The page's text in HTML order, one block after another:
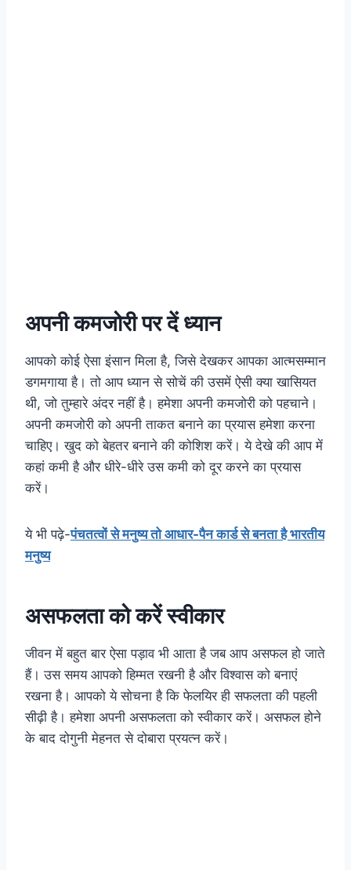
अपनी कमजोरी पर दें ध्यान
आपको कोई ऐसा इंसान मिला है, जिसे देखकर आपका आत्मसम्मान
डगमगाया है। तो आप ध्यान से सोचें की उसमें ऐसी क्या खासियत
थी, जो तुम्हारे अंदर नहीं है। हमेशा अपनी कमजोरी को पहचाने।
अपनी कमजोरी को अपनी ताकत बनाने का प्रयास हमेशा करना
चाहिए। खुद को बेहतर बनाने की कोशिश करें। ये देखे की आप में
कहां कमी है और धीरे-धीरे उस कमी को दूर करने का प्रयास
करें।
ये भी पढ़े-पंचतत्वों से मनुष्य तो आधार-पैन कार्ड से बनता है भारतीय
मनुष्य
असफलता को करें स्वीकार
जीवन में बहुत बार ऐसा पड़ाव भी आता है जब आप असफल हो जाते
हैं। उस समय आपको हिम्मत रखनी है और विश्वास को बनाएं
रखना है। आपको ये सोचना है कि फेलयिर ही सफलता की पहली
सीढ़ी है। हमेशा अपनी असफलता को स्वीकार करें। असफल होने
के बाद दोगुनी मेहनत से दोबारा प्रयत्न करें।